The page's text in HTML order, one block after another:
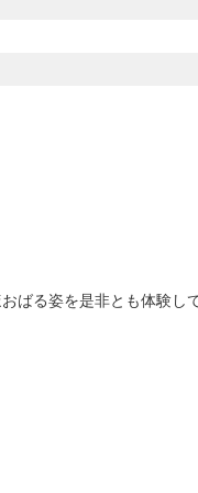
ばる姿を是非とも体験し